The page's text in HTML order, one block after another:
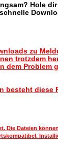
Hole
zu
trotzdem
dem Problem
besteht diese
Die Dateien